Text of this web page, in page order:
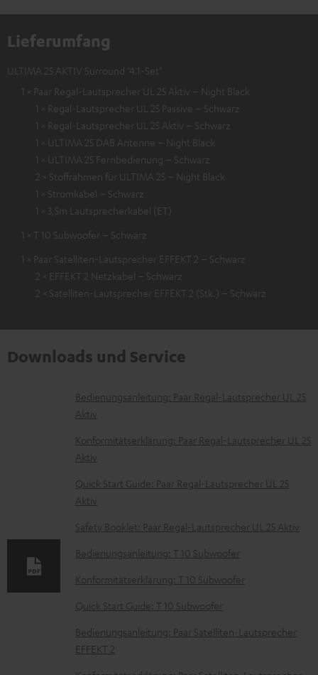
Lieferumfang
ULTIMA 25 AKTIV Surround "4.1-Set"
1 × Paar Regal-Lautsprecher UL 25 Aktiv – Night Black
1 × Regal-Lautsprecher UL 25 Passive – Schwarz
1 × Regal-Lautsprecher UL 25 Aktiv – Schwarz
1 × ULTIMA 25 DAB Antenne – Night Black
1 × ULTIMA 25 Fernbedienung – Schwarz
2 × Stoffrahmen für ULTIMA 25 – Night Black
1 × Stromkabel – Schwarz
1 × 3,5m Lautsprecherkabel (ET)
1 × T 10 Subwoofer – Schwarz
1 × Paar Satelliten-Lautsprecher EFFEKT 2 – Schwarz
2 × EFFEKT 2 Netzkabel – Schwarz
2 × Satelliten-Lautsprecher EFFEKT 2 (Stk.) – Schwarz
Downloads und Service
D
o
k
u
m
e
n
t
z
u
m
H
Bedienungsanleitung: Paar Regal-Lautsprecher UL 25
Aktiv
Konformitätserklärung: Paar Regal-Lautsprecher UL 25
Aktiv
Quick Start Guide: Paar Regal-Lautsprecher UL 25
Aktiv
Safety Booklet: Paar Regal-Lautsprecher UL 25 Aktiv
Bedienungsanleitung: T 10 Subwoofer
Konformitätserklärung: T 10 Subwoofer
Quick Start Guide: T 10 Subwoofer
Bedienungsanleitung: Paar Satelliten-Lautsprecher
EFFEKT 2